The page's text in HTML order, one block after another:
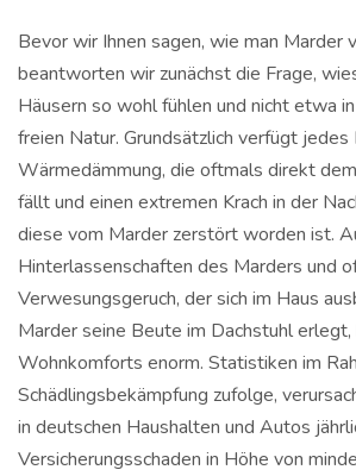
Bevor wir Ihnen sagen, wie man Marder
beantworten wir zunächst die Frage,
Häusern so wohl fühlen und nicht etwa
freien Natur. Grundsätzlich verfügt jedes
Wärmedämmung, die oftmals direkt
fällt und einen extremen Krach in der
diese vom Marder zerstört worden ist.
Hinterlassenschaften des Marders und
Verwesungsgeruch, der sich im Haus
Marder seine Beute im Dachstuhl
Wohnkomforts enorm. Statistiken im
Schädlingsbekämpfung zufolge,
in deutschen Haushalten und Autos
Versicherungsschaden in Höhe von